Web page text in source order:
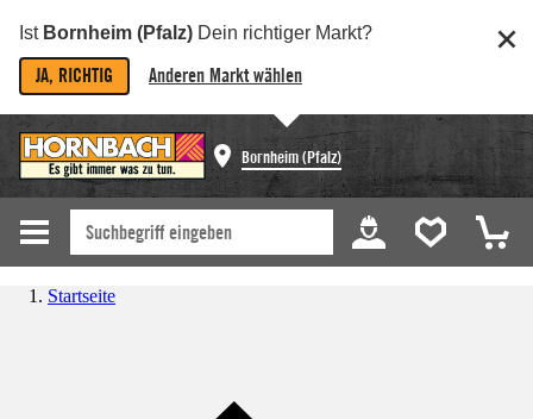
Ist Bornheim (Pfalz) Dein richtiger Markt?
JA, RICHTIG Anderen Markt wählen
Bornheim (Pfalz)
Startseite